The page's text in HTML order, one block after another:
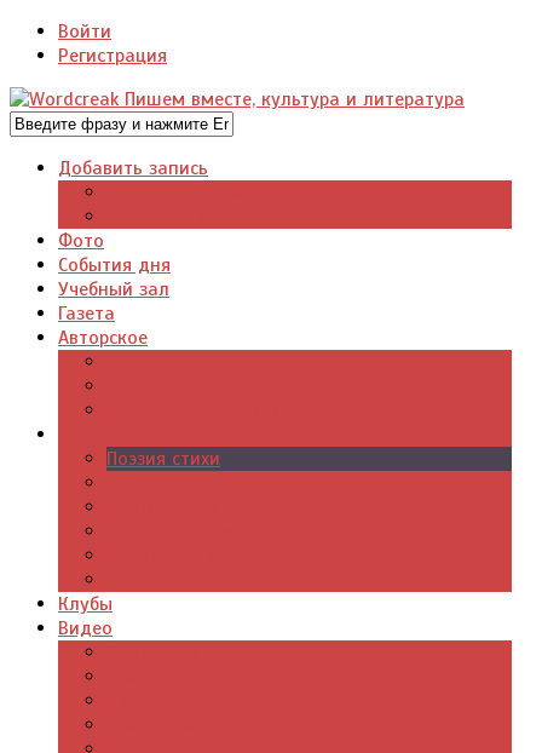
Войти
Регистрация
Добавить запись
Фото
События дня
Учебный зал
Газета
Авторское
Поэзия стихи
Клубы
Видео